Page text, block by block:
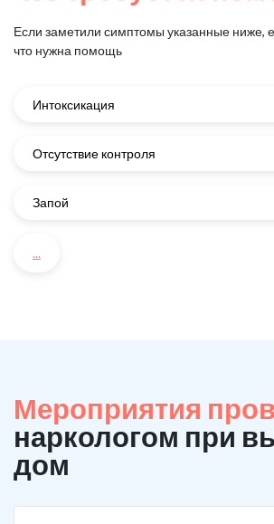
Если заметили симптомы указанные ниже,
что нужна помощь
Интоксикация
Отсутствие контроля
Запой
...
Мероприятия
наркологом при
дом